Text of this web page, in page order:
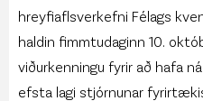
hreyfiaflsverkefni Félags
haldin fimmtudaginn 10.
viðurkenningu fyrir að hafa
efsta lagi stjórnunar